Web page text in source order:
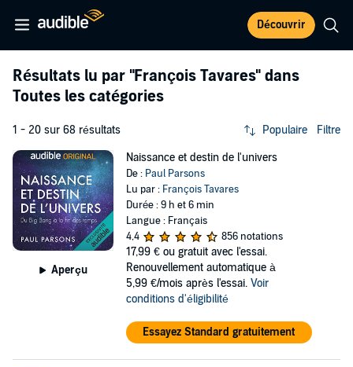
Découvrir
Résultats lu par "François Tavares" dans
Toutes les catégories
1 - 20 sur 68 résultats Populaire Filtre
Aperçu
Naissance et destin de l'univers
De : Paul Parsons
Lu par : François Tavares
Durée : 9 h et 6 min
Langue : Français
4,4
856 notations
17,99 € ou gratuit avec l'essai.
Renouvellement automatique à
5,99 €/mois après l'essai. Voir
conditions d'éligibilité
Essayez Standard gratuitement